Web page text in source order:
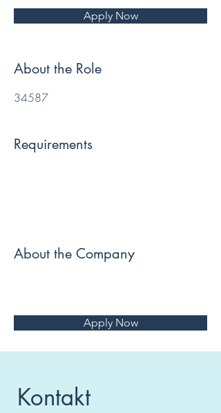
Apply Now
About the Role
34587
Requirements
About the Company
Apply Now
Kontakt